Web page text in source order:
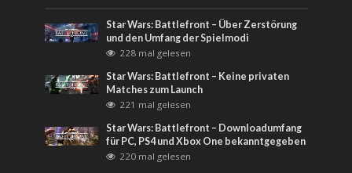
Star Wars: Battlefront – Über Zerstörung
und den Umfang der Spielmodi
228 mal gelesen
Star Wars: Battlefront – Keine privaten
Matches zum Launch
221 mal gelesen
Star Wars: Battlefront – Downloadumfang
für PC, PS4 und Xbox One bekanntgegeben
220 mal gelesen